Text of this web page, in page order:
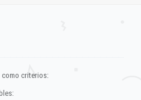
como criterios: